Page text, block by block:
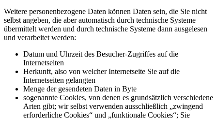
Weitere personenbezogene Daten können Daten sein, die Sie nicht
selbst angeben, die aber automatisch durch technische Systeme
übermittelt werden und durch technische Systeme dann ausgelesen
und verarbeitet werden:
Datum und Uhrzeit des Besucher-Zugriffes auf die
Internetseiten
Herkunft, also von welcher Internetseite Sie auf die
Internetseiten gelangten
Menge der gesendeten Daten in Byte
sogenannte Cookies, von denen es grundsätzlich verschiedene
Arten gibt; wir selbst verwenden ausschließlich „zwingend
erforderliche Cookies“ und „funktionale Cookies“; Sie